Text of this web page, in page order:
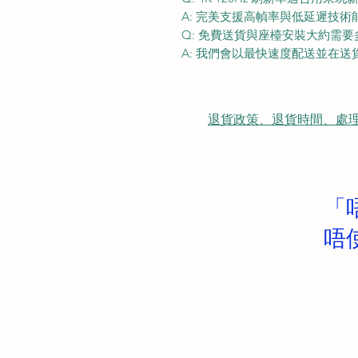
A: 完美支援高幀率與低延遲技術
Q: 免費送貨與座檯安裝大約需要
A: 我們會以最快速度配送並在送
退貨政策、退貨時間、處
唔